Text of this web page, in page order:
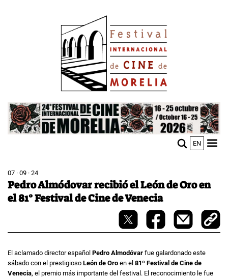
Image
EN
07 · 09 · 24
Pedro Almódovar recibió el León de Oro en
el 81° Festival de Cine de Venecia
El aclamado director español Pedro Almodóvar fue galardonado este
sábado con el prestigioso León de Oro en el 81º Festival de Cine de
Venecia, el premio más importante del festival. El reconocimiento le fue